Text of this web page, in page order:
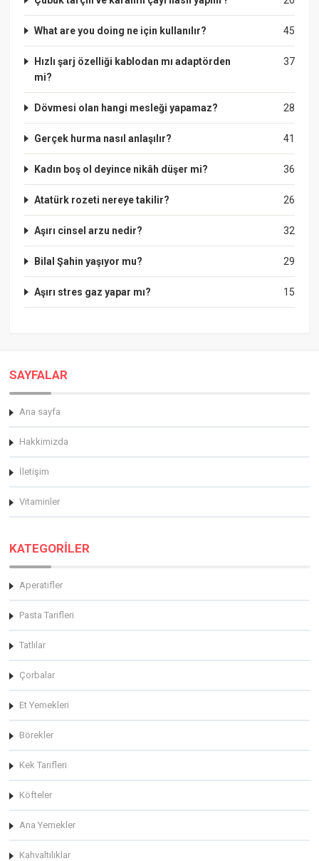
45
What are you doing ne için kullanılır?
37
Hızlı şarj özelliği kablodan mı adaptörden
mi?
28
Dövmesi olan hangi mesleği yapamaz?
41
Gerçek hurma nasıl anlaşılır?
36
Kadın boş ol deyince nikâh düşer mi?
26
Atatürk rozeti nereye takilir?
32
Aşırı cinsel arzu nedir?
29
Bilal Şahin yaşıyor mu?
15
Aşırı stres gaz yapar mı?
SAYFALAR
Ana sayfa
Hakkimizda
İletişim
Vitaminler
KATEGORİLER
Aperatifler
Pasta Tarifleri
Tatlılar
Çorbalar
Et Yemekleri
Börekler
Kek Tarifleri
Köfteler
Ana Yemekler
Kahvaltılıklar